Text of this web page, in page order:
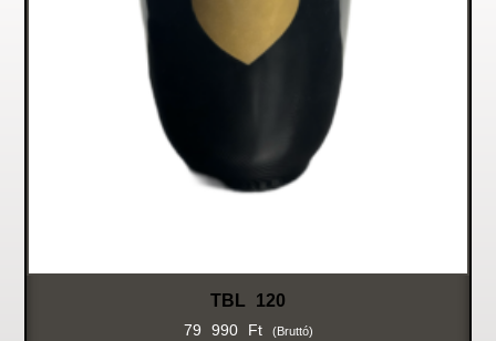
TBL 120
79 990 Ft (bruttó)